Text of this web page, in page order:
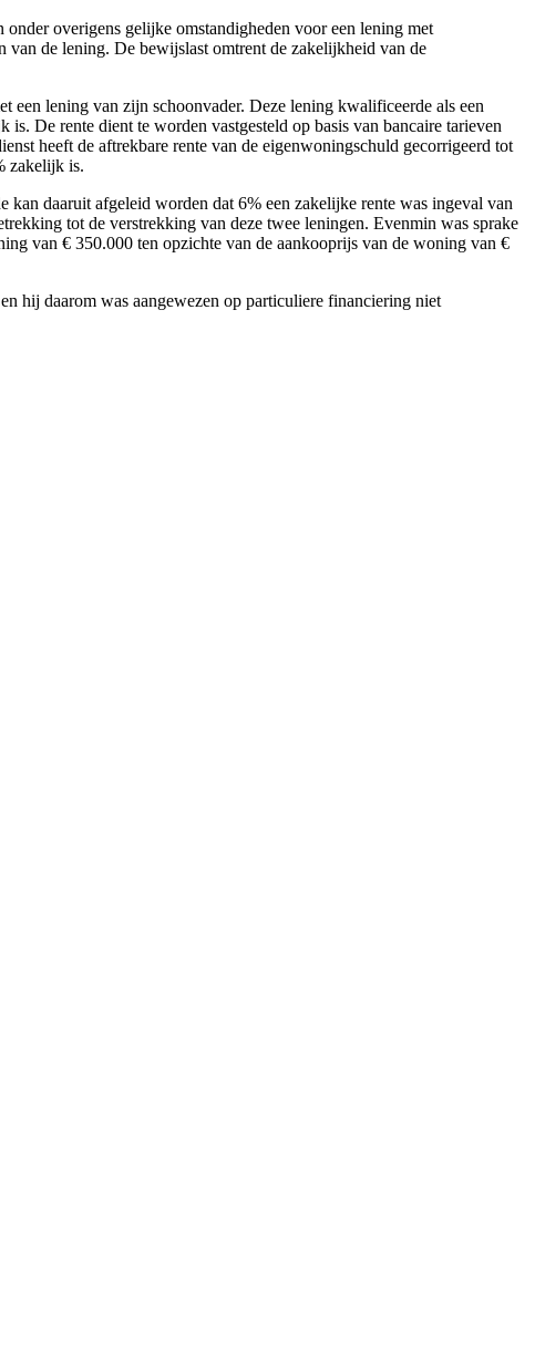
overigens gelijke omstandigheden voor een lening met
de lening. De bewijslast omtrent de zakelijkheid van de
een lening van zijn schoonvader. Deze lening kwalificeerde als een
De rente dient te worden vastgesteld op basis van bancaire tarieven
heeft de aftrekbare rente van de eigenwoningschuld gecorrigeerd tot
zakelijk is.
kan daaruit afgeleid worden dat 6% een zakelijke rente was ingeval van
tot de verstrekking van deze twee leningen. Evenmin was sprake
van € 350.000 ten opzichte van de aankooprijs van de woning van €
hij daarom was aangewezen op particuliere financiering niet